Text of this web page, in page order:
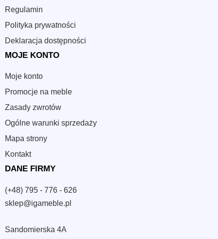
Regulamin
Polityka prywatności
Deklaracja dostępności
MOJE KONTO
Moje konto
Promocje na meble
Zasady zwrotów
Ogólne warunki sprzedaży
Mapa strony
Kontakt
DANE FIRMY
(+48) 795 - 776 - 626
sklep@igameble.pl
Sandomierska 4A